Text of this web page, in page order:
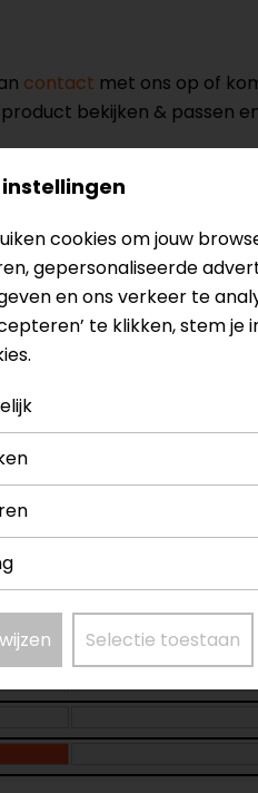
contact met ons op of
bekijken &
cookies om jouw
gepersonaliseerde
en ons verkeer te
te klikken, stem je
Selectie toestaan